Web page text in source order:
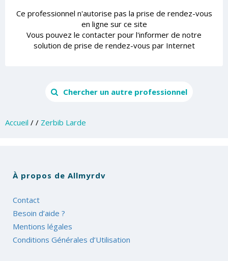
Ce professionnel n'autorise pas la prise de rendez-vous
en ligne sur ce site
Vous pouvez le contacter pour l'informer de notre
solution de prise de rendez-vous par Internet
Chercher un autre professionnel
Accueil / / Zerbib Larde
À propos de Allmyrdv
Contact
Besoin d’aide ?
Mentions légales
Conditions Générales d’Utilisation